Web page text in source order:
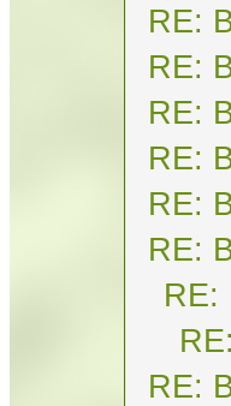
RE:
RE:
RE:
RE:
RE:
RE:
RE:
RE: